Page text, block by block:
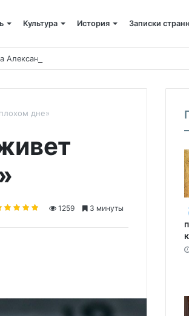
Культура История Записки
Александра о почившем схиархимандрите
дне»
1259 3 минуты